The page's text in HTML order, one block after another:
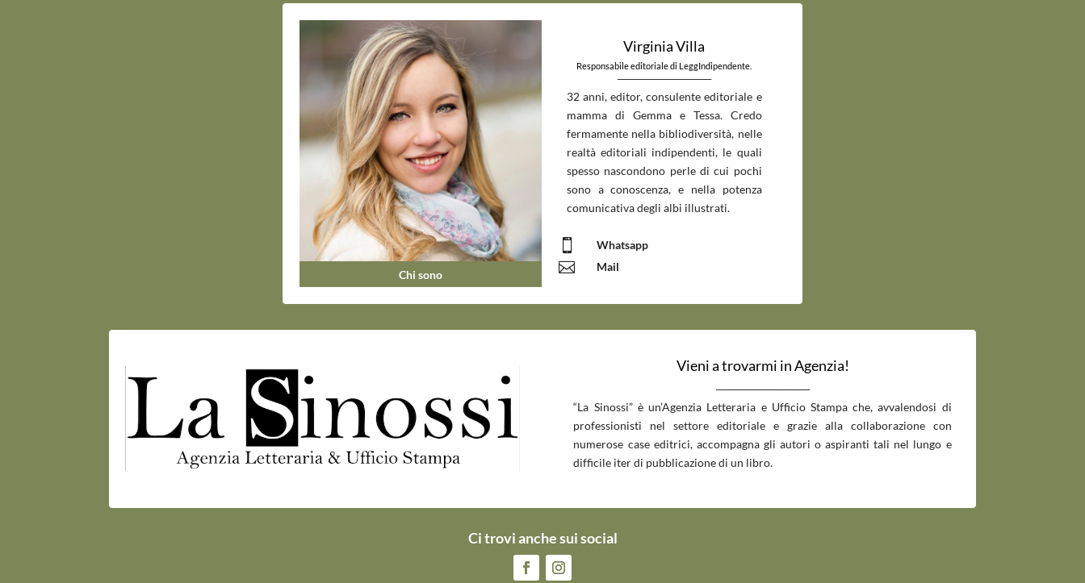
Chi sono
Virginia Villa
Responsabile editoriale di LeggIndipendente.
_____________________________
32 anni, editor, consulente editoriale e
mamma di Gemma e Tessa. Credo
fermamente nella bibliodiversità, nelle
realtà editoriali indipendenti, le quali
spesso nascondono perle di cui pochi
sono a conoscenza, e nella potenza
comunicativa degli albi illustrati.
 Whatsapp
 Mail
Vieni a trovarmi in Agenzia!
“La Sinossi” è un’Agenzia Letteraria e Ufficio Stampa che, avvalendosi di
professionisti nel settore editoriale e grazie alla collaborazione con
numerose case editrici, accompagna gli autori o aspiranti tali nel lungo e
difficile iter di pubblicazione di un libro.
Ci trovi anche sui social